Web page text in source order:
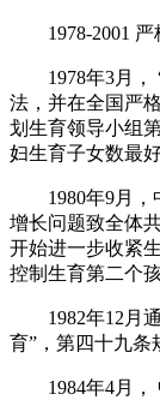
1978-2001 严
1978年3月， “
法，并在全国严
划生育领导小组
妇生育子女数最
1980年9月，
增长问题致全体
开始进一步收紧
控制生育第二个
1982年12月通
育”，第四十九条
1984年4月，